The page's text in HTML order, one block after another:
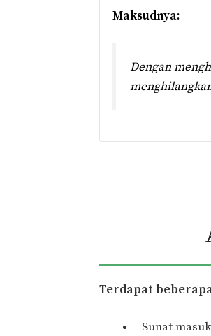
Maksudnya:
Dengan
Terdapat
Sunat